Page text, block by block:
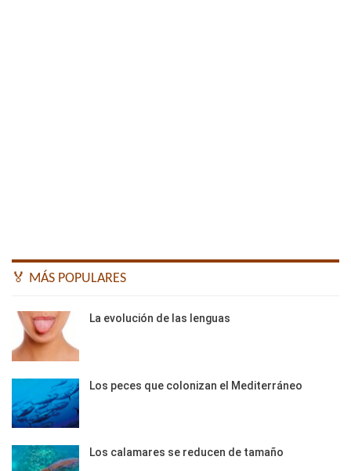
🏅 MÁS POPULARES
La evolución de las lenguas
Los peces que colonizan el Mediterráneo
Los calamares se reducen de tamaño